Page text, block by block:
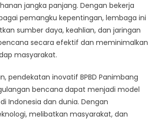
jangka panjang. Dengan bekerja
pemangku kepentingan, lembaga ini
sumber daya, keahlian, dan jaringan
secara efektif dan meminimalkan
masyarakat.
pendekatan inovatif BPBD Panimbang
bencana dapat menjadi model
Indonesia dan dunia. Dengan
melibatkan masyarakat, dan